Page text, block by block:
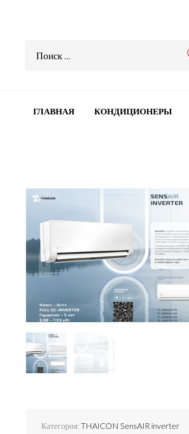
ГЛАВНАЯ КОНДИЦИОНЕРЫ
Категория: THAICON SensAIR inverter